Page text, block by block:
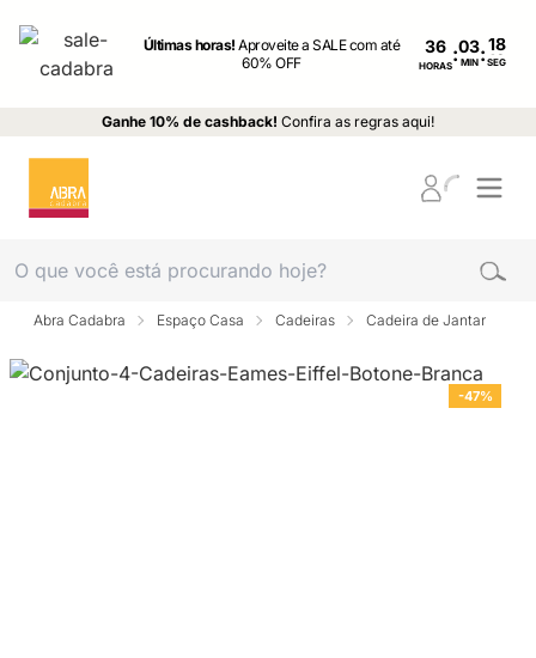
Últimas horas!Aproveite a SALE com até
60% OFF
36
HORAS: MIN : SEG
Ganhe 10% de cashback! Confira as regras aqui!
Abra Cadabra Espaço Casa Cadeiras Cadeira de Jantar
-47%